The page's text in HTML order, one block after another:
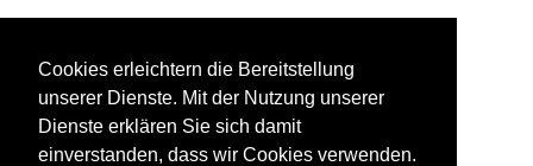
Cookies erleichtern die Bereitstellung
unserer Dienste. Mit der Nutzung unserer
Dienste erklären Sie sich damit
einverstanden, dass wir Cookies verwenden.